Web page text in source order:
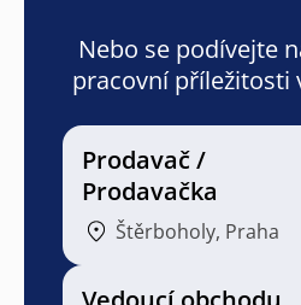
Nebo se podívejte
pracovní příležitosti
Prodavač /
Prodavačka
Štěrboholy, Praha